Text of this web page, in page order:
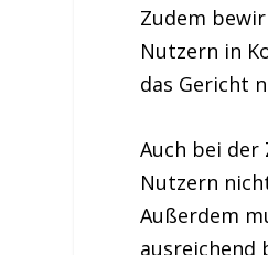
Zudem
Nutzern in
das Gericht
Auch bei der
Nutzern
Außerdem
ausreichend